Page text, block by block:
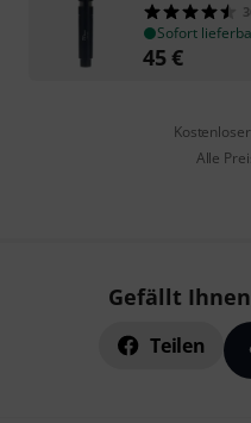
Sofort
45€
Alle
Gefällt
Teilen